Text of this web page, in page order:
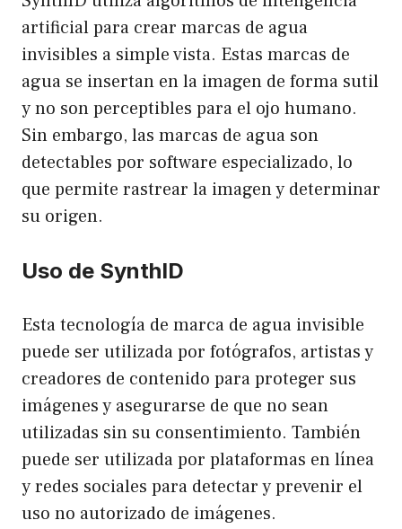
artificial para crear marcas de agua
invisibles a simple vista. Estas marcas de
agua se insertan en la imagen de forma sutil
y no son perceptibles para el ojo humano.
Sin embargo, las marcas de agua son
detectables por software especializado, lo
que permite rastrear la imagen y determinar
su origen.
Uso de SynthID
Esta tecnología de marca de agua invisible
puede ser utilizada por fotógrafos, artistas y
creadores de contenido para proteger sus
imágenes y asegurarse de que no sean
utilizadas sin su consentimiento. También
puede ser utilizada por plataformas en línea
y redes sociales para detectar y prevenir el
uso no autorizado de imágenes.